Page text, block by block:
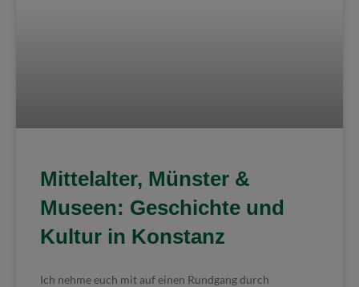
Mittelalter, Münster &
Museen: Geschichte und
Kultur in Konstanz
Ich nehme euch mit auf einen Rundgang durch